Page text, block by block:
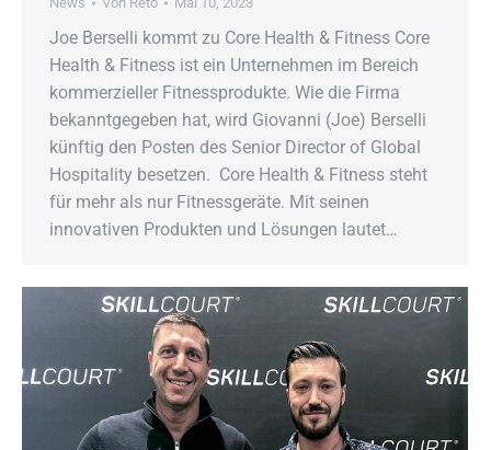
Joe Berselli kommt zu Core Health & Fitness Core
Health & Fitness ist ein Unternehmen im Bereich
kommerzieller Fitnessprodukte. Wie die Firma
bekanntgegeben hat, wird Giovanni (Joe) Berselli
künftig den Posten des Senior Director of Global
Hospitality besetzen. Core Health & Fitness steht
für mehr als nur Fitnessgeräte. Mit seinen
innovativen Produkten und Lösungen lautet…